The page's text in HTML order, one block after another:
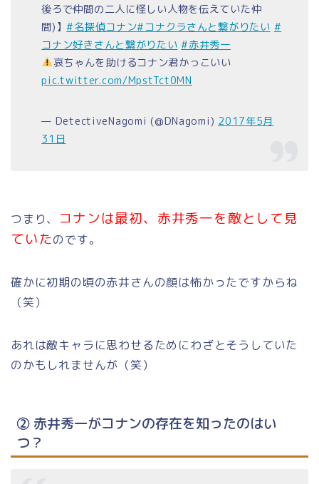
後ろで仲間の二人に怪しい人物を伝えていた仲
間)】#名探偵コナン#コナクラさんと繋がりたい #
コナン好きさんと繋がりたい #赤井秀一
哀ちゃんを助けるコナン君かっこいい
pic.twitter.com/MpstTct0MN
— DetectiveNagomi (@DNagomi) 2017年5月
31日
つまり、
コナンは最初、赤井秀一を敵として見
ていたのです。
確かに初期の頃の赤井さんの顔は怖かったですからね
（笑）
あれは敵キャラに思わせるためにわざとそうしていた
のかもしれませんが（笑）
② 赤井秀一がコナンの存在を知ったのはい
つ？